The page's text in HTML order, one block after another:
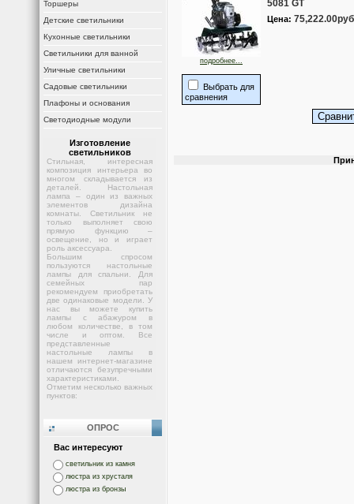
Торшеры
Детские светильники
Кухонные светильники
Светильники для ванной
Уличные светильники
Садовые светильники
Плафоны и основания
Светодиодные модули
Изготовление
светильников
Стильная, интересная
композиция интерьера во
многом складывается из
деталей. Настольная
лампа – один из важных
элементов дизайна
комнаты. Светильник не
только выполняет свою
прямую функцию –
освещение, но и играет
роль аксессуара.
Большим спросом
пользуются настольные
лампы для спальни. Для
семейных пар
рекомендуем приобретать
две одинаковые модели. У
нас вы можете купить
лампы с абажуром в
любом количестве, в том
числе и оптом. Все
представленные
настольные лампы в
нашем интернет-магазине
отличаются безупречными
характеристиками.
Отметим несколько важных
пунктов:
ОПРОС
Вас интересуют
светильник из камня
люстра из хрусталя
люстра из бронзы
подробнее...
Выбрать для
сравнения
5081 GT
Цена: